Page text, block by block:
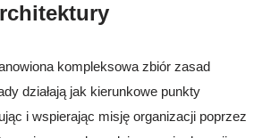
kompleksowa zbiór zasad
działają jak kierunkowe punkty
i wspierając misję organizacji poprzez